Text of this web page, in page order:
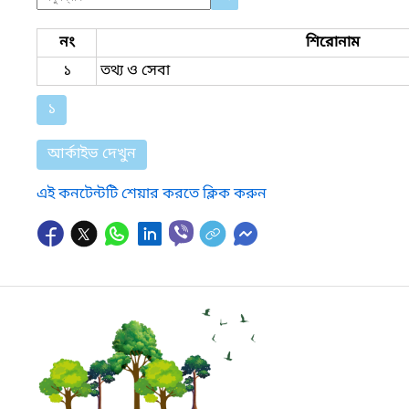
নং শিরোনাম
১
তথ্য ও সেবা
১
আর্কাইভ দেখুন
এই কনটেন্টটি শেয়ার করতে ক্লিক করুন